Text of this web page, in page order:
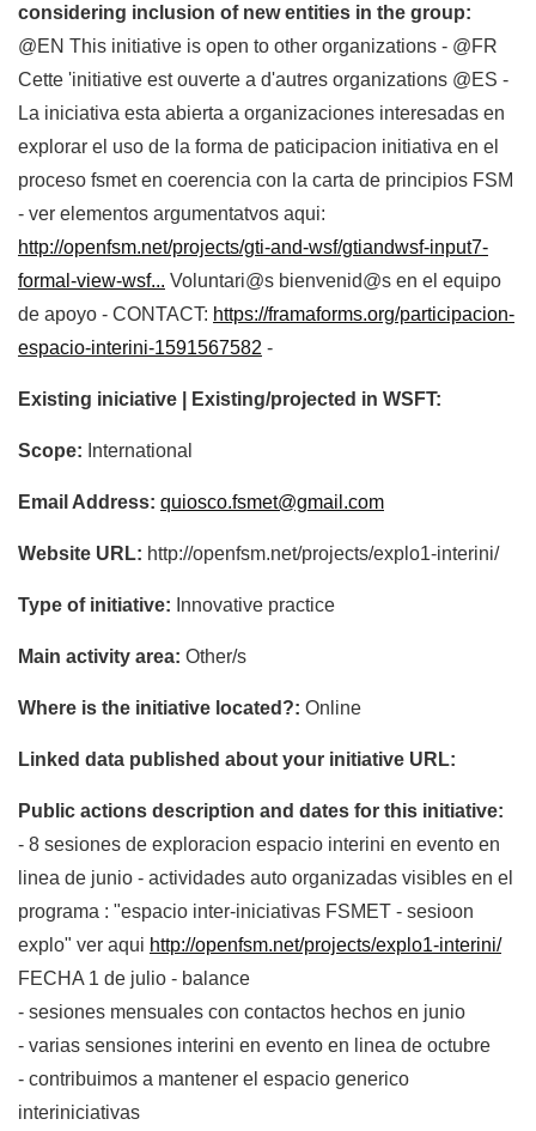
considering inclusion of new entities in the group:
@EN This initiative is open to other organizations - @FR
Cette 'initiative est ouverte a d'autres organizations @ES -
La iniciativa esta abierta a organizaciones interesadas en
explorar el uso de la forma de paticipacion initiativa en el
proceso fsmet en coerencia con la carta de principios FSM
- ver elementos argumentatvos aqui:
http://openfsm.net/projects/gti-and-wsf/gtiandwsf-input7-
formal-view-wsf... Voluntari@s bienvenid@s en el equipo
de apoyo - CONTACT: https://framaforms.org/participacion-
espacio-interini-1591567582 -
Existing iniciative | Existing/projected in WSFT:
Scope: International
Email Address: quiosco.fsmet@gmail.com
Website URL: http://openfsm.net/projects/explo1-interini/
Type of initiative: Innovative practice
Main activity area: Other/s
Where is the initiative located?: Online
Linked data published about your initiative URL:
Public actions description and dates for this initiative:
- 8 sesiones de exploracion espacio interini en evento en
linea de junio - actividades auto organizadas visibles en el
programa : "espacio inter-iniciativas FSMET - sesioon
explo" ver aqui http://openfsm.net/projects/explo1-interini/
FECHA 1 de julio - balance
- sesiones mensuales con contactos hechos en junio
- varias sensiones interini en evento en linea de octubre
- contribuimos a mantener el espacio generico
interiniciativas